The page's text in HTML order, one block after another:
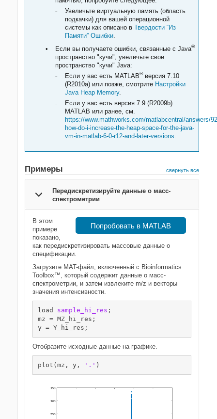
Увеличьте виртуальную память (область
подкачки) для вашей операционной
системы как описано в Твердости “Из
Памяти” Ошибки.
Если вы получаете ошибки, связанные с Java®
пространство "кучи", увеличьте свое
пространство "кучи" Java:
Если у вас есть MATLAB®версия 7.10
(R2010a) или позже, смотрите Настройки
Java Heap Memory.
Если у вас есть версия 7.9 (R2009b)
MATLAB или ранее, см.
https://www.mathworks.com/matlabcentral/answers/
how-do-i-increase-the-heap-space-for-the-java-
vm-in-matlab-6-0-r12-and-later-versions.
Примеры свернуть все
Передискретизируйте данные о масс-
спектрометрии
Попробовать в MATLAB
В этом
примере
показано,
как передискретизировать массовые данные о
спецификации.
Загрузите MAT-файл, включенный с Bioinformatics
Toolbox™, который содержит данные о масс-
спектрометрии, и затем извлеките m/z и векторы
значения интенсивности.
load sample_hi_res ;
mz = MZ_hi_res;
y = Y_hi_res;
Отобразите исходные данные на графике.
plot(mz, y, '.' )